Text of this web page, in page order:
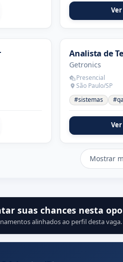
Analista de
Getronics
Presencial
São Paulo/SP
#sistemas
#qa
Mostrar
suas chances nesta
alinhados ao perfil desta vaga.